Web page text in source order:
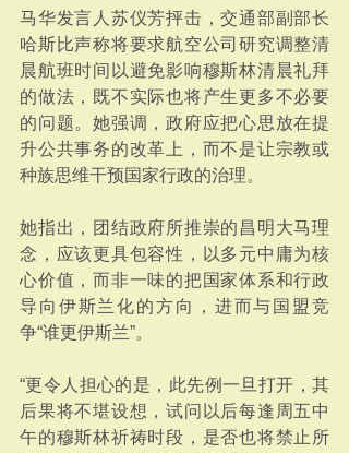
马华发言人苏仪芳抨击，交通部副部长
哈斯比声称将要求航空公司研究调整清
晨航班时间以避免影响穆斯林清晨礼拜
的做法，既不实际也将产生更多不必要
的问题。她强调，政府应把心思放在提
升公共事务的改革上，而不是让宗教或
种族思维干预国家行政的治理。
她指出，团结政府所推崇的昌明大马理
念，应该更具包容性，以多元中庸为核
心价值，而非一味的把国家体系和行政
导向伊斯兰化的方向，进而与国盟竞
争“谁更伊斯兰”。
“更令人担心的是，此先例一旦打开，其
后果将不堪设想，试问以后每逢周五中
午的穆斯林祈祷时段，是否也将禁止所